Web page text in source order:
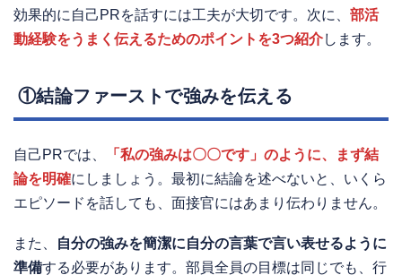
効果的に自己PRを話すには工夫が大切です。次に、 部活
動経験をうまく伝えるためのポイントを3つ紹介します。
①結論ファーストで強みを伝える
自己PRでは、
「私の強みは〇〇です」のように、まず結
論を明確にしましょう。最初に結論を述べないと、いくら
エピソードを話しても、面接官にはあまり伝わりません。
また、
自分の強みを簡潔に自分の言葉で言い表せるように
準備する必要があります。部員全員の目標は同じでも、行